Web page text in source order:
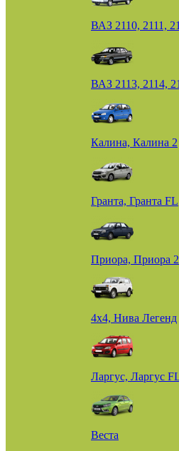
ВАЗ 2110, 2111,
ВАЗ 2113, 2114,
Калина, Калина 2
Гранта, Гранта FL
Приора, Приора 2
4х4, Нива Легенд
Ларгус, Ларгус
Веста